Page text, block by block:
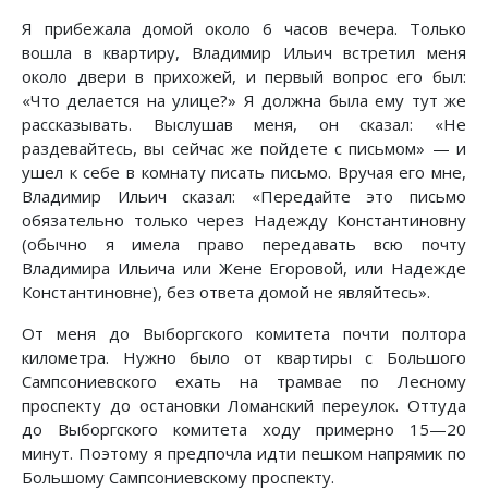
Я прибежала домой около 6 часов вечера. Только
вошла в квартиру, Владимир Ильич встретил меня
около двери в прихожей, и первый вопрос его был:
«Что делается на улице?» Я должна была ему тут же
рассказывать. Выслушав меня, он сказал: «Не
раздевайтесь, вы сейчас же пойдете с письмом» — и
ушел к себе в комнату писать письмо. Вручая его мне,
Владимир Ильич сказал: «Передайте это письмо
обязательно только через Надежду Константиновну
(обычно я имела право передавать всю почту
Владимира Ильича или Жене Егоровой, или Надежде
Константиновне), без ответа домой не являйтесь».
От меня до Выборгского комитета почти полтора
километра. Нужно было от квартиры с Большого
Сампсониевского ехать на трамвае по Лесному
проспекту до остановки Ломанский переулок. Оттуда
до Выборгского комитета ходу примерно 15—20
минут. Поэтому я предпочла идти пешком напрямик по
Большому Сампсониевскому проспекту.